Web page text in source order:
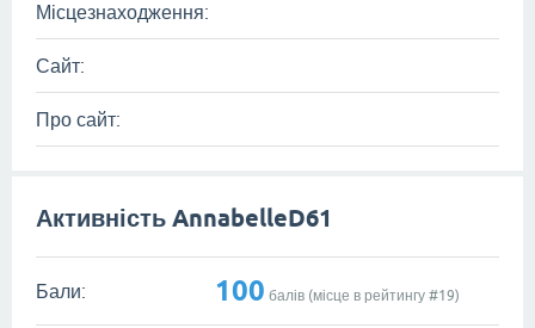
Місцезнаходження:
Сайт:
Про сайт:
Активність AnnabelleD61
Бали: 100 балів (місце в рейтингу #19)